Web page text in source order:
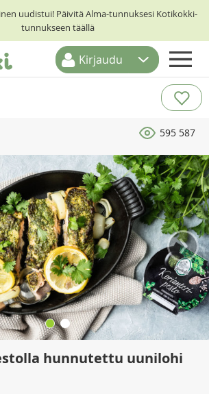
uudistui! Päivitä Alma-tunnuksesi Kotikokki-
tunnukseen täällä
Kirjaudu
595 587
›
hunnutettu uunilohi